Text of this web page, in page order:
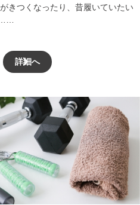
きつくなったり、昔履いていたい
詳細へ